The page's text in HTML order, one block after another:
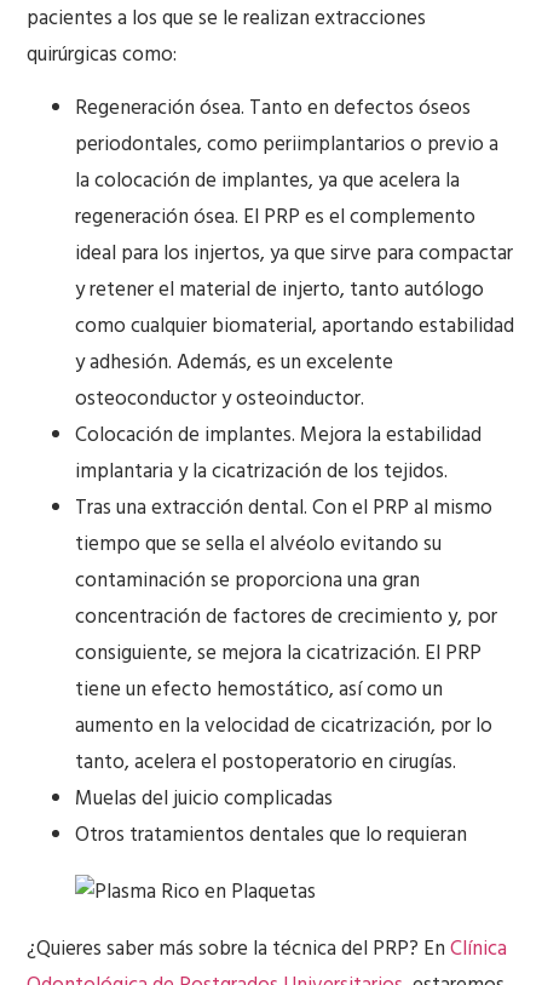
pacientes a los que se le realizanextracciones
quirúrgicas como:
Regeneración ósea. Tanto en defectos óseos
periodontales, como periimplantarios o previo a
la colocación de implantes, ya que acelera la
regeneración ósea. El PRP es el complemento
ideal para los injertos, ya que sirve para compactar
y retener el material de injerto, tanto autólogo
como cualquier biomaterial, aportando estabilidad
y adhesión. Además, es un excelente
osteoconductor y osteoinductor.
Colocación de implantes. Mejora la estabilidad
implantaria y la cicatrización de los tejidos.
Tras una extracción dental. Con el PRP al mismo
tiempo que se sella el alvéolo evitando su
contaminación se proporciona una gran
concentración de factores de crecimiento y, por
consiguiente, se mejora la cicatrización. El PRP
tiene un efecto hemostático, así como un
aumento en la velocidad de cicatrización, por lo
tanto, acelera el postoperatorio en cirugías.
Muelas del juicio complicadas
Otros tratamientos dentales que lo requieran
¿Quieres saber más sobre la técnica del PRP? EnClínica